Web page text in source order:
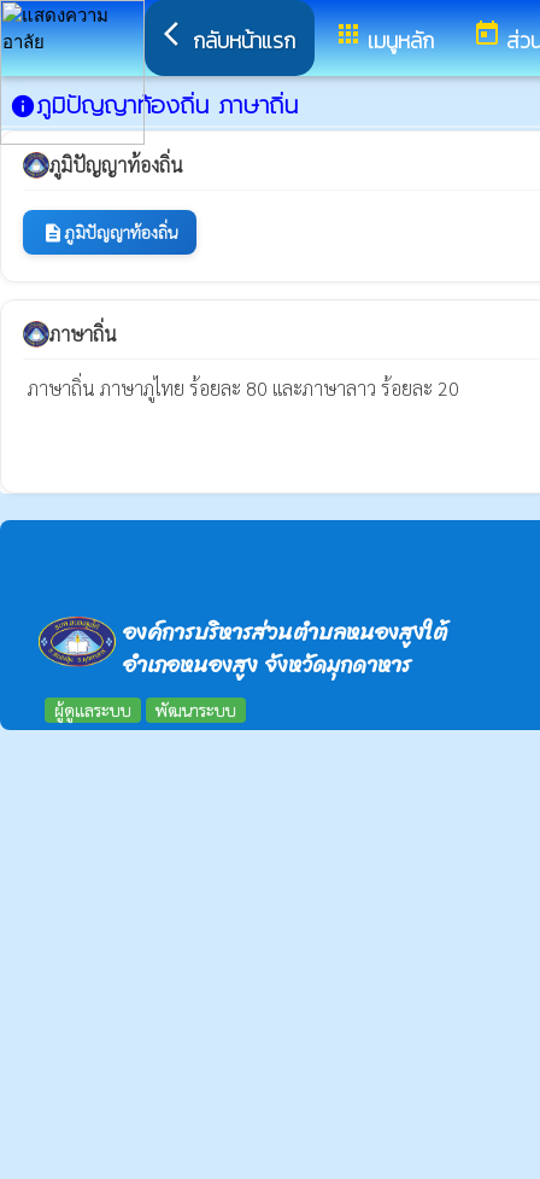
arrow_back_ios กลับหน้าแรก appsเมนูหลัก todayส่ว
infoภูมิปัญญาท้องถิ่น ภาษาถิ่น
ภูมิปัญญาท้องถิ่น
descriptionภูมิปัญญาท้องถิ่น
ภาษาถิ่น
องค์การบริหารส่วนตำบลหนองสูงใต้
อำเภอหนองสูง จังหวัดมุกดาหาร
ผู้ดูแลระบบ พัฒนาระบบ